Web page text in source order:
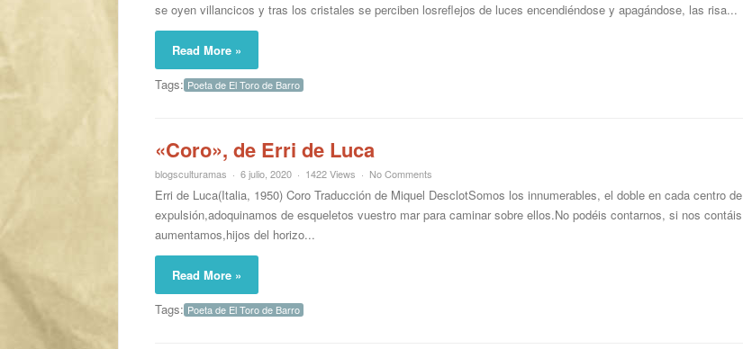
se oyen villancicos y tras los cristales se perciben losreflejos de luces encendiéndose y apagándose, las risa...
Read More »
Tags: Poeta de El Toro de Barro
«Coro», de Erri de Luca
blogsculturamas 6 julio, 2020 1422 Views No Comments
Erri de Luca(Italia, 1950) Coro Traducción de Miquel DesclotSomos los innumerables, el doble en cada centro de
expulsión,adoquinamos de esqueletos vuestro mar para caminar sobre ellos.No podéis contarnos, si nos contáis
aumentamos,hijos del horizo...
Read More »
Tags: Poeta de El Toro de Barro